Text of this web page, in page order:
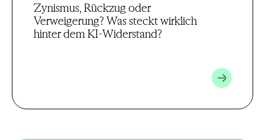
Zynismus, Rückzug oder
Verweigerung? Was steckt wirklich
hinter dem KI-Widerstand?